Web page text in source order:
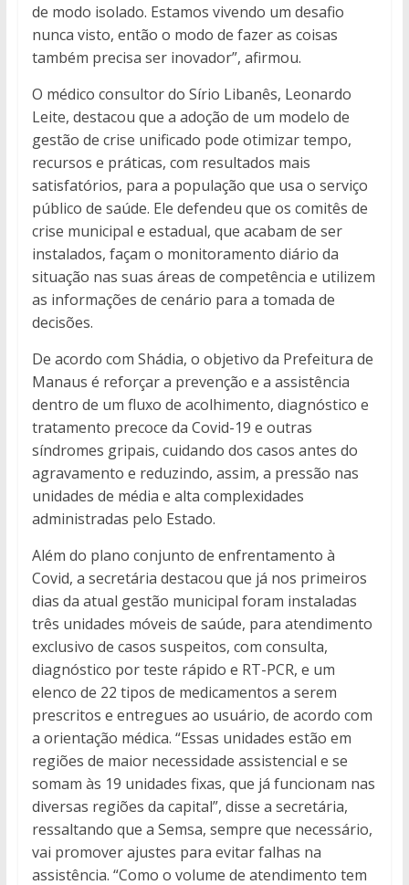
de modo isolado. Estamos vivendo um desafio
nunca visto, então o modo de fazer as coisas
também precisa ser inovador”, afirmou.
O médico consultor do Sírio Libanês, Leonardo
Leite, destacou que a adoção de um modelo de
gestão de crise unificado pode otimizar tempo,
recursos e práticas, com resultados mais
satisfatórios, para a população que usa o serviço
público de saúde. Ele defendeu que os comitês de
crise municipal e estadual, que acabam de ser
instalados, façam o monitoramento diário da
situação nas suas áreas de competência e utilizem
as informações de cenário para a tomada de
decisões.
De acordo com Shádia, o objetivo da Prefeitura de
Manaus é reforçar a prevenção e a assistência
dentro de um fluxo de acolhimento, diagnóstico e
tratamento precoce da Covid-19 e outras
síndromes gripais, cuidando dos casos antes do
agravamento e reduzindo, assim, a pressão nas
unidades de média e alta complexidades
administradas pelo Estado.
Além do plano conjunto de enfrentamento à
Covid, a secretária destacou que já nos primeiros
dias da atual gestão municipal foram instaladas
três unidades móveis de saúde, para atendimento
exclusivo de casos suspeitos, com consulta,
diagnóstico por teste rápido e RT-PCR, e um
elenco de 22 tipos de medicamentos a serem
prescritos e entregues ao usuário, de acordo com
a orientação médica. “Essas unidades estão em
regiões de maior necessidade assistencial e se
somam às 19 unidades fixas, que já funcionam nas
diversas regiões da capital”, disse a secretária,
ressaltando que a Semsa, sempre que necessário,
vai promover ajustes para evitar falhas na
assistência. “Como o volume de atendimento tem